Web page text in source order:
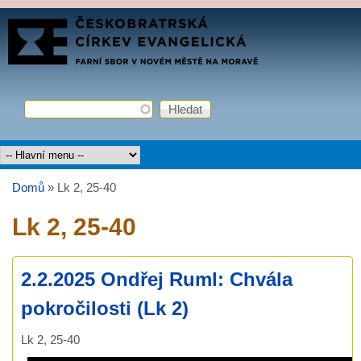
Přejít k hlavnímu obsahu
FARNÍ
SBOR
Vyhledávání
Hledat
Hlavní menu
Jste zde
Domů » Lk 2, 25-40
Lk 2, 25-40
2.2.2025 Ondřej Ruml: Chvála
pokročilosti (Lk 2)
Lk 2, 25-40